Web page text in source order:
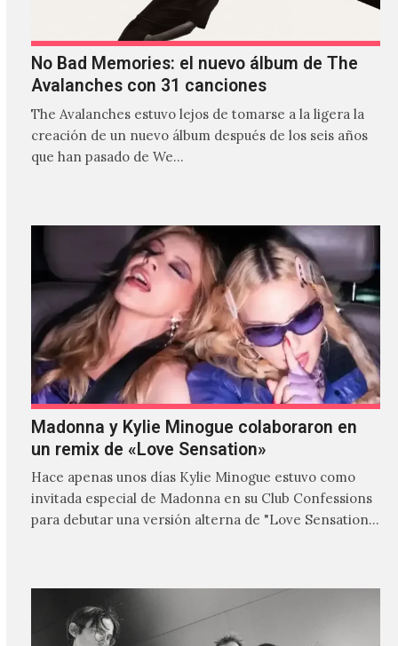
No Bad Memories: el nuevo álbum de The
Avalanches con 31 canciones
The Avalanches estuvo lejos de tomarse a la ligera la
creación de un nuevo álbum después de los seis años
que han pasado de We…
Madonna y Kylie Minogue colaboraron en
un remix de «Love Sensation»
Hace apenas unos días Kylie Minogue estuvo como
invitada especial de Madonna en su Club Confessions
para debutar una versión alterna de "Love Sensation",